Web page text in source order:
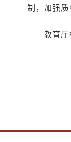
制，加强
教育